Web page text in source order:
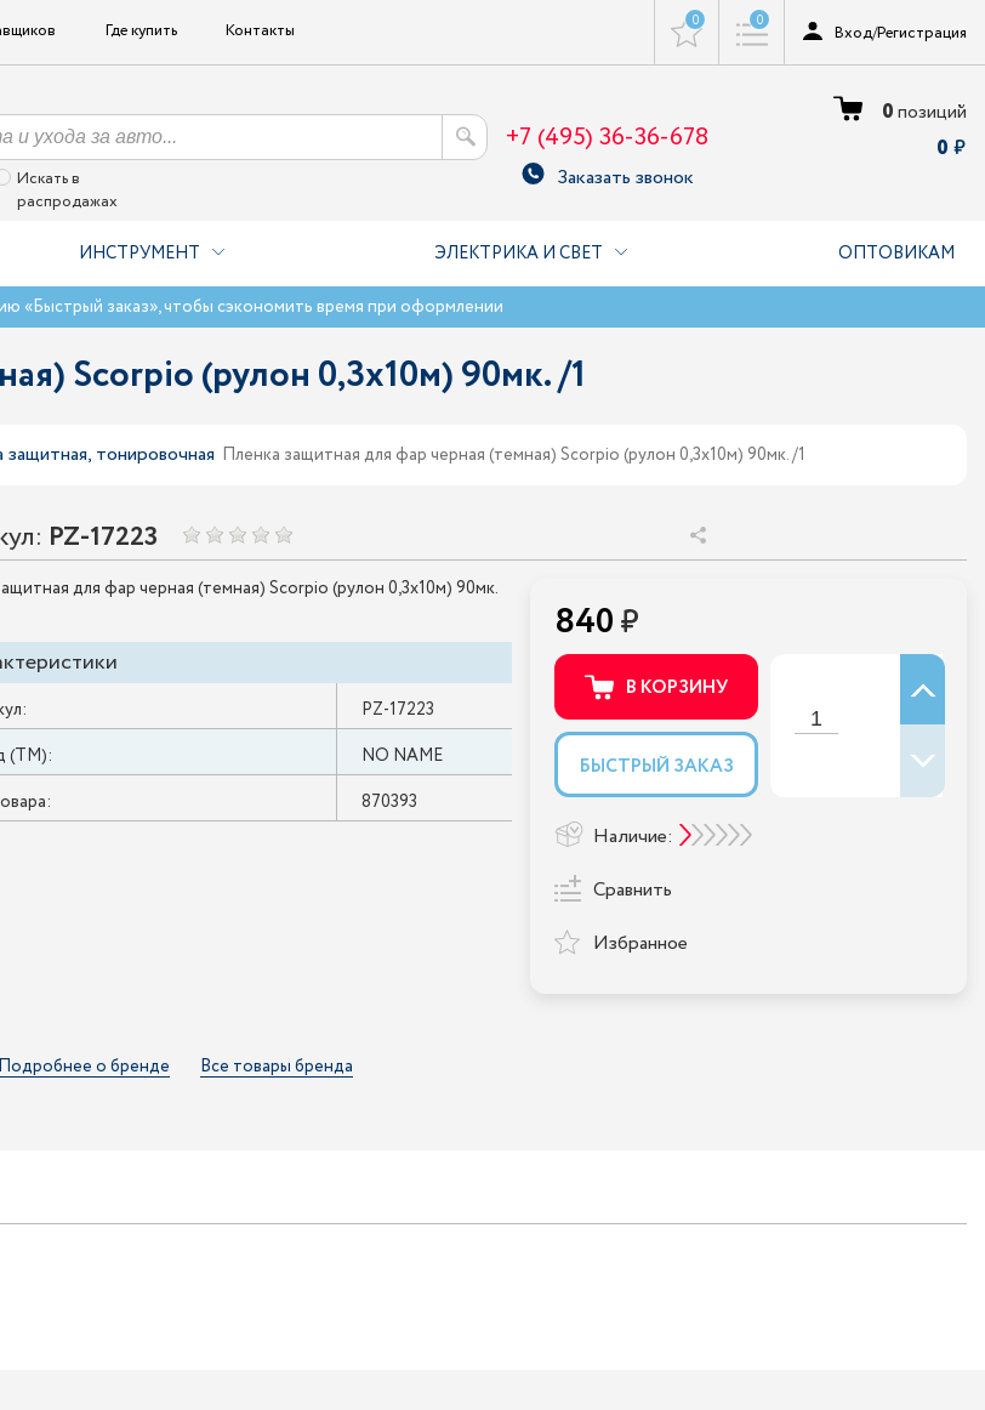
Где купить Контакты 0 0
Вход/Регистрация
Искать в
распродажах
+7 (495) 36-36-678
Заказать звонок
0позиций
0
ИНСТРУМЕНТ ЭЛЕКТРИКА И СВЕТ ОПТОВИКАМ
«Быстрый заказ», чтобы сэкономить время при оформлении
Scorpio (рулон 0,3х10м) 90мк. /1
защитная, тонировочная Пленка защитная для фар черная (темная) Scorpio (рулон 0,3х10м) 90мк. /1
PZ-17223
для фар черная (темная) Scorpio (рулон 0,3х10м) 90мк.
PZ-17223
(ТМ):
NO NAME
870393
840
В КОРЗИНУ
БЫСТРЫЙ ЗАКАЗ
Наличие:
Сравнить
Избранное
Подробнее о бренде Все товары бренда